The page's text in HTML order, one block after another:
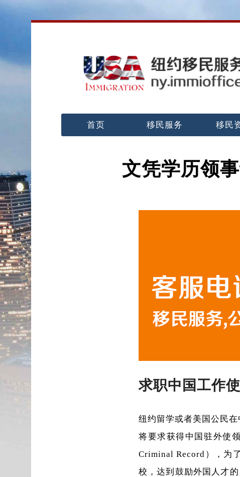
首页 移民服务 移民
文凭学历领
求职中国工作
纽约留学或者美国公民
将要求获得中国驻外使
Criminal Record），为
校，达到鼓励外国人才